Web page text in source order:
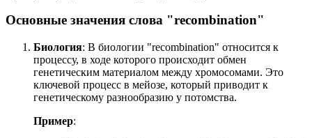
Основные значения слова "recombination"
Биология: В биологии "recombination" относится к
процессу, в ходе которого происходит обмен
генетическим материалом между хромосомами. Это
ключевой процесс в мейозе, который приводит к
генетическому разнообразию у потомства.
Пример: